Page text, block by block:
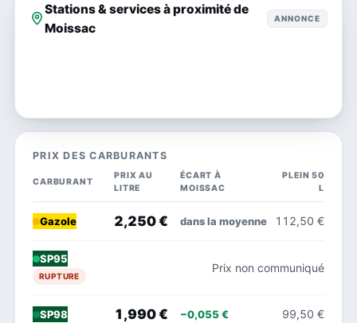
Stations & services à proximité de
Moissac
ANNONCE
PRIX DES CARBURANTS
CARBURANT
PRIX AU
LITRE
ÉCART À
MOISSAC
PLEIN 50
L
Gazole 2,250 € dans la moyenne 112,50 €
SP95
RUPTURE
Prix non communiqué
SP98 1,990 € −0,055 € 99,50 €